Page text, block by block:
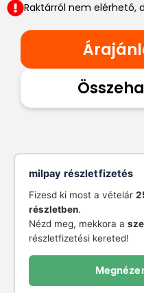
Raktárról nem elérhető,
milpay részletfizetés
Fizesd ki most a vételár
részletben.
Nézd meg, mekkora a
részletfizetési kereted!